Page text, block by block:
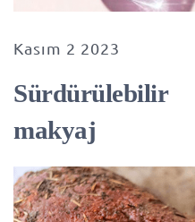
Kasım 2 2023
Sürdürülebilir
makyaj